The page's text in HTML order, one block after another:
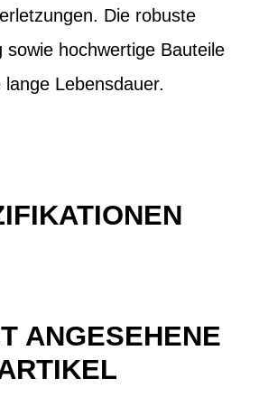
Die robuste
sowie hochwertige Bauteile
Lebensdauer.
ANGESEHENE